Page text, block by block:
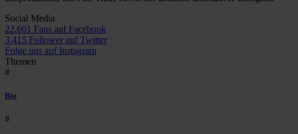
Social Media
22.601 Fans auf Facebook
3.415 Follower auf Twitter
Folge uns auf Instagram
Themen
#
Bio
#